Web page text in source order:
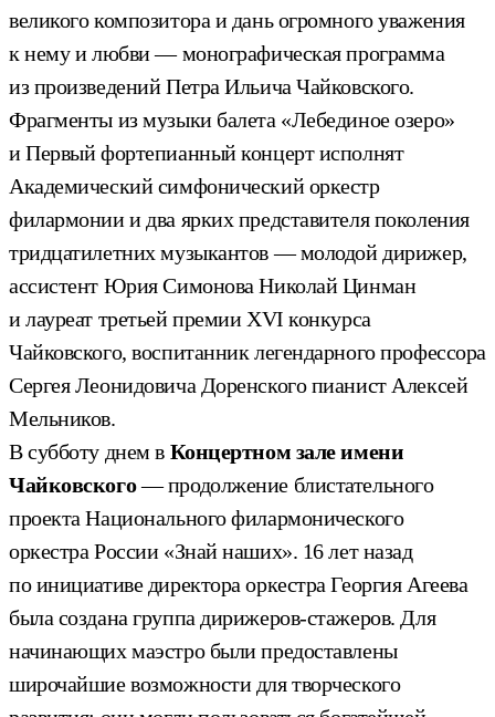
великого композитора и дань огромного уважения
к нему и любви — монографическая программа
из произведений Петра Ильича Чайковского.
Фрагменты из музыки балета «Лебединое озеро»
и Первый фортепианный концерт исполнят
Академический симфонический оркестр
филармонии и два ярких представителя поколения
тридцатилетних музыкантов — молодой дирижер,
ассистент Юрия Симонова Николай Цинман
и лауреат третьей премии ХVI конкурса
Чайковского, воспитанник легендарного профессора
Сергея Леонидовича Доренского пианист Алексей
Мельников.
В субботу днем в Концертном зале имени
Чайковского— продолжение блистательного
проекта Национального филармонического
оркестра России «Знай наших». 16 лет назад
по инициативе директора оркестра Георгия Агеева
была создана группа дирижеров-стажеров. Для
начинающих маэстро были предоставлены
широчайшие возможности для творческого